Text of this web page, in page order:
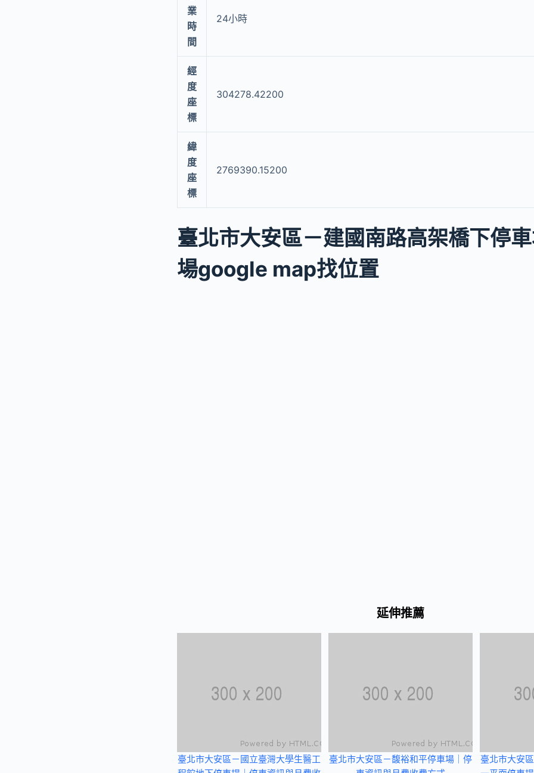
業
時
間
24小時
經
度
座
標
304278.42200
緯
度
座
標
2769390.15200
臺北市大安區－建國南路高架橋下停
場google map找位置
延伸推薦
臺北市大安區－國立臺灣大學生醫工
臺北市大安區－馥裕和平停車場｜停
臺北市大安